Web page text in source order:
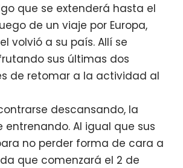
que se extenderá hasta el
de un viaje por Europa,
volvió a su país. Allí se
sus últimas dos
de retomar a la actividad al
descansando, la
entrenando. Al igual que sus
no perder forma de cara a
que comenzará el 2 de